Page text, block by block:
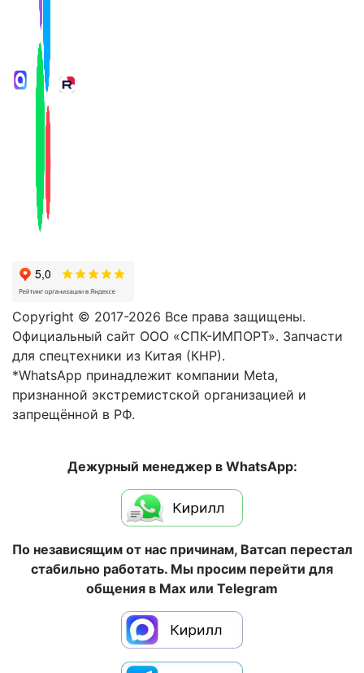
Copyright © 2017-2026 Все права защищены.
Официальный сайт ООО «СПК-ИМПОРТ». Запчасти
для спецтехники из Китая (КНР).
*WhatsApp принадлежит компании Meta,
признанной экстремистской организацией и
запрещённой в РФ.
Дежурный менеджер в WhatsApp:
По независящим от нас причинам, Ватсап перестал
стабильно работать. Мы просим перейти для
общения в Max или Telegram